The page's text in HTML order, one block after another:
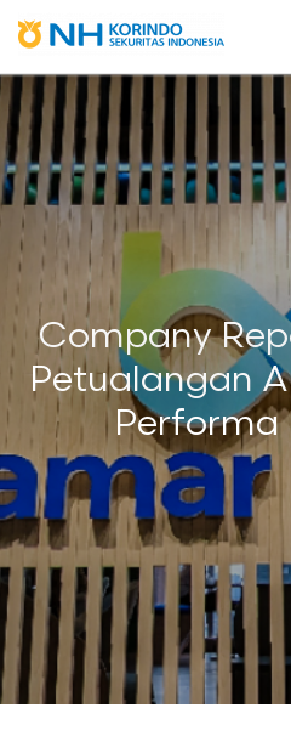
Company
Petualangan
Performa